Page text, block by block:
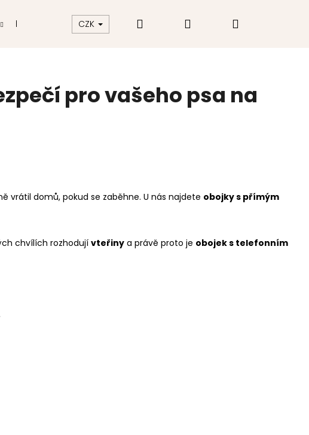
Kontakt Hodnocení obchodu
CZK Hledat PřihlášeníNákupní
pro vašeho psa na
vrátil domů, pokud se zaběhne. U nás najdete obojky s přímým
chvílích rozhodují vteřiny a právě proto je obojek s telefonním